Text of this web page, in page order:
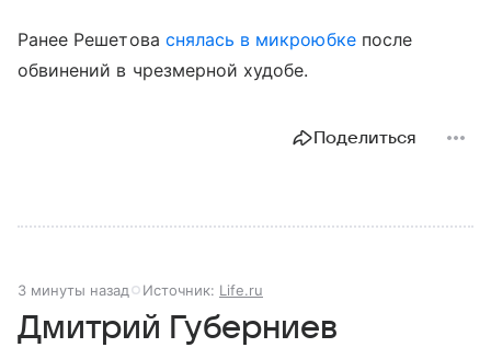
Ранее Решетова снялась в микроюбкепосле
обвинений в чрезмерной худобе.
Поделиться
3 минуты назад Источник: Life.ru
Дмитрий Губерниев